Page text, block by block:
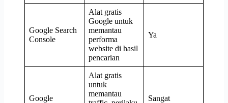
Google Search
Console
Alat gratis
Google untuk
memantau
performa
website di hasil
pencarian
Ya
Google
Alat gratis
untuk
memantau
Sangat